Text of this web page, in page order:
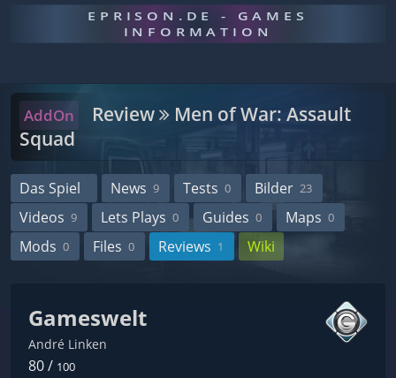
EPRISON.DE - GAMES
INFORMATION
AddOn Review
Men of War: Assault
Squad
Das Spiel News 9 Tests 0 Bilder 23
Videos 9 Lets Plays 0 Guides 0 Maps 0
Mods 0 Files 0 Reviews 1 Wiki
Gameswelt
André Linken
80 / 100